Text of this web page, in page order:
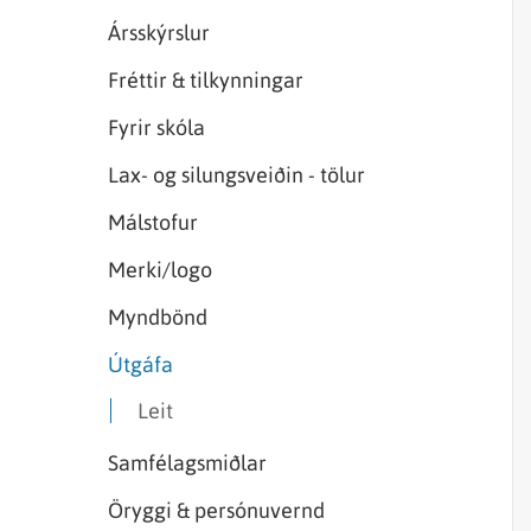
Ársskýrslur
Fréttir & tilkynningar
Fyrir skóla
Lax- og silungsveiðin - tölur
Málstofur
Merki/logo
Myndbönd
Útgáfa
Leit
Samfélagsmiðlar
Öryggi & persónuvernd